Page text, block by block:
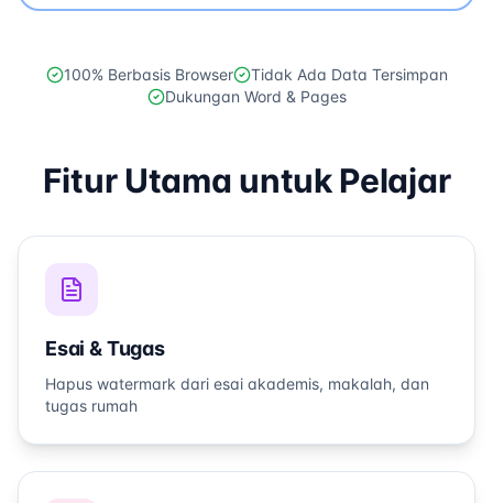
100% Berbasis Browser
Tidak Ada Data Tersimpan
Dukungan Word & Pages
Fitur Utama untuk Pelajar
Esai & Tugas
Hapus watermark dari esai akademis, makalah, dan
tugas rumah